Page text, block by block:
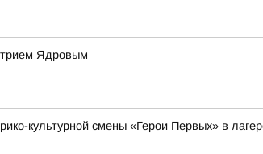
Ядровым
культурной смены «Герои Первых» в